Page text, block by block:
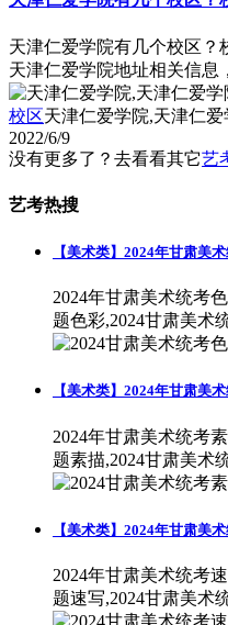
天津仁爱学院有几个校区？
天津仁爱学院地址相关信息
校区天津仁爱学院,天津仁
2022/6/9
没有更多了？去看看其它艺
艺考热搜
【美术类】2024年甘肃美
2024年甘肃美术统考
题色彩,2024甘肃美术
【美术类】2024年甘肃美
2024年甘肃美术统考
题素描,2024甘肃美术
【美术类】2024年甘肃美
2024年甘肃美术统考
题速写,2024甘肃美术